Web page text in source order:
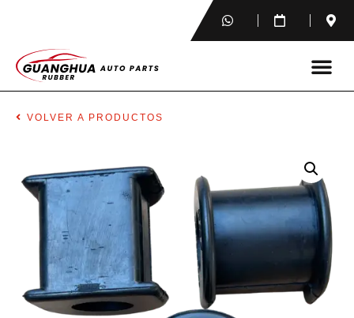
VOLVER A PRODUCTOS